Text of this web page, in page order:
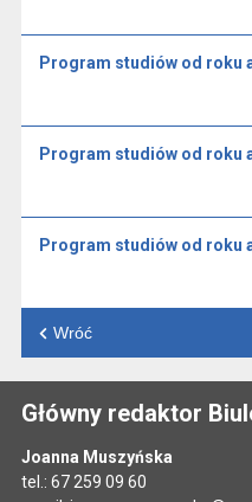
Program studiów od roku
Program studiów od roku
Program studiów od roku
Wróć
Główny redaktor
Joanna Muszyńska
tel.: 67 259 09 60